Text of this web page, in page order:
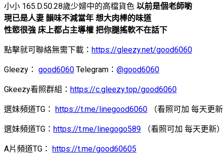
小小 165.D.50.28歲少婦中的高檔貨色 以前是個老師喲
現已是人妻 韻味不減當年 想大肉棒的味道
性慾很強 床上都占主導權 把你腿搖軟不在話下
點擊就可聯絡無需下載： https://gleezy.net/good6060
Gleezy： good6060 Telegram： @good6060
Gkeezy看照群組： https://c.gleezy.top/good6060
選妹頻道TG： https://t.me/linegood6060 （看照可加 每天更
選妹頻道TG： https://t.me/linegogo589 （看照可加 每天更新
A片頻道TG： https://t.me/good60605